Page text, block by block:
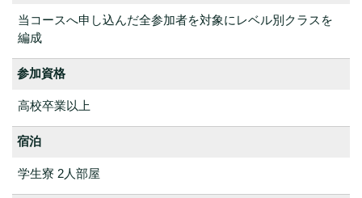
当コースへ申し込んだ全参加者を対象にレベル別クラスを
編成
参加資格
高校卒業以上
宿泊
学生寮 2人部屋